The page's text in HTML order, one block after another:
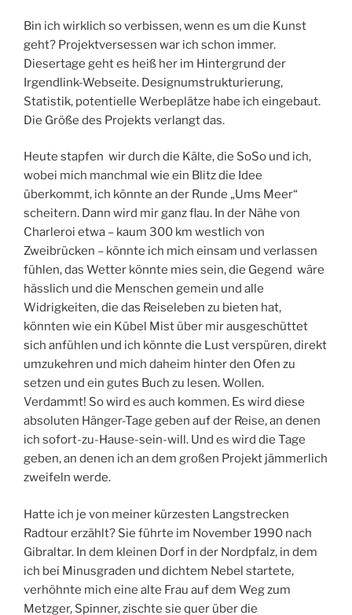
Bin ich wirklich so verbissen, wenn es um die Kunst
geht? Projektversessen war ich schon immer.
Diesertage geht es heiß her im Hintergrund der
Irgendlink-Webseite. Designumstrukturierung,
Statistik, potentielle Werbeplätze habe ich eingebaut.
Die Größe des Projekts verlangt das.
Heute stapfen wir durch die Kälte, die SoSo und ich,
wobei mich manchmal wie ein Blitz die Idee
überkommt, ich könnte an der Runde „Ums Meer“
scheitern. Dann wird mir ganz flau. In der Nähe von
Charleroi etwa – kaum 300 km westlich von
Zweibrücken – könnte ich mich einsam und verlassen
fühlen, das Wetter könnte mies sein, die Gegend wäre
hässlich und die Menschen gemein und alle
Widrigkeiten, die das Reiseleben zu bieten hat,
könnten wie ein Kübel Mist über mir ausgeschüttet
sich anfühlen und ich könnte die Lust verspüren, direkt
umzukehren und mich daheim hinter den Ofen zu
setzen und ein gutes Buch zu lesen. Wollen.
Verdammt! So wird es auch kommen. Es wird diese
absoluten Hänger-Tage geben auf der Reise, an denen
ich sofort-zu-Hause-sein-will. Und es wird die Tage
geben, an denen ich an dem großen Projekt jämmerlich
zweifeln werde.
Hatte ich je von meiner kürzesten Langstrecken
Radtour erzählt? Sie führte im November 1990 nach
Gibraltar. In dem kleinen Dorf in der Nordpfalz, in dem
ich bei Minusgraden und dichtem Nebel startete,
verhöhnte mich eine alte Frau auf dem Weg zum
Metzger, Spinner, zischte sie quer über die